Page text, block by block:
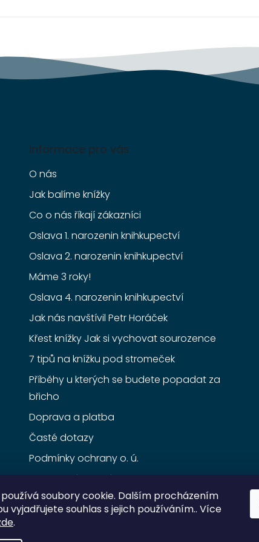
soubory cookie. Dalším procházením
vyjadřujete souhlas s jejich používáním.. Více
.
Informace pro vás
O nás
Jak balíme knížky
Co o nás říkají zákazníci
Oslava 1. narozenin knihkupectví
Oslava 2. narozenin knihkupectví
Máme 3 roky!
Oslava 4. narozenin knihkupectví
Jak nás navštívil Petr Horáček
Křest knížky Jak si vychovat sourozence
7 tipů na knížku pod stromeček
Příběhy u kterých se budete popadat za
břicho
Doprava a platba
Časté dotazy
Podmínky ochrany o. ú.
Obchodní podmínky